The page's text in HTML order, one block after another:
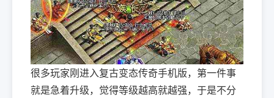
很多玩家刚进入复古变态传奇手机版，第一件事
就是急着升级，觉得等级越高就越强，于是不分